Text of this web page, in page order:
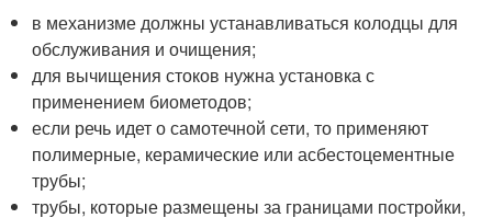
в механизме должны устанавливаться колодцы для
обслуживания и очищения;
для вычищения стоков нужна установка с
применением биометодов;
если речь идет о самотечной сети, то применяют
полимерные, керамические или асбестоцементные
трубы;
трубы, которые размещены за границами постройки,